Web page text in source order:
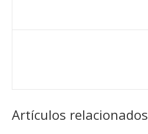
Artículos relacionados